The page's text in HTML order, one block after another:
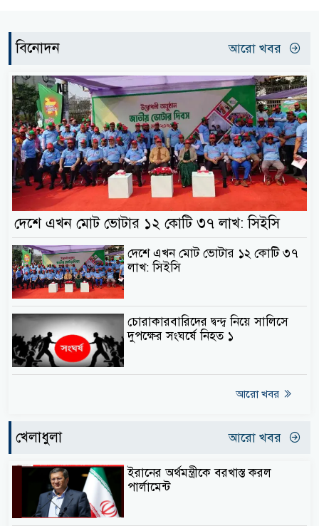
বিনোদন আরো খবর
দেশে এখন মোট ভোটার ১২ কোটি ৩৭ লাখ: সিইসি
দেশে এখন মোট ভোটার ১২ কোটি ৩৭
লাখ: সিইসি
চোরাকারবারিদের দ্বন্দ্ব নিয়ে সালিসে
দুপক্ষের সংঘর্ষে নিহত ১
আরো খবর
খেলাধুলা আরো খবর
ইরানের অর্থমন্ত্রীকে বরখাস্ত করল
পার্লামেন্ট